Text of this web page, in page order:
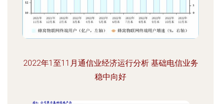
2022年1至11月通信业经济运行分析 基础电信业务
稳中向好